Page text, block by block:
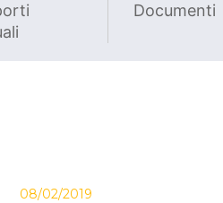
Documenti
08/02/2019